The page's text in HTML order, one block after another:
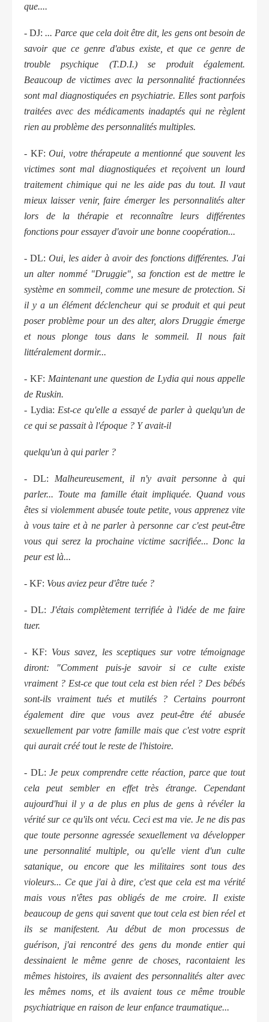
que....
- DJ:... Parce que cela doit être dit, les gens ont besoin de
savoir que ce genre d'abus existe, et que ce genre de
trouble psychique (T.D.I.) se produit également.
Beaucoup de victimes avec la personnalité fractionnées
sont mal diagnostiquées en psychiatrie. Elles sont parfois
traitées avec des médicaments inadaptés qui ne règlent
rien au problème des personnalités multiples.
- KF:Oui, votre thérapeute a mentionné que souvent les
victimes sont mal diagnostiquées et reçoivent un lourd
traitement chimique qui ne les aide pas du tout. Il vaut
mieux laisser venir, faire émerger les personnalités alter
lors de la thérapie et reconnaître leurs différentes
fonctions pour essayer d'avoir une bonne coopération...
- DL: Oui, les aider à avoir des fonctions différentes. J'ai
un alter nommé "Druggie", sa fonction est de mettre le
système en sommeil, comme une mesure de protection. Si
il y a un élément déclencheur qui se produit et qui peut
poser problème pour un des alter, alors Druggie émerge
et nous plonge tous dans le sommeil. Il nous fait
littéralement dormir...
- KF: Maintenant une question de Lydia qui nous appelle
de Ruskin.
- Lydia: Est-ce qu'elle a essayé de parler à quelqu'un de
ce qui se passait à l'époque ? Y avait-il
quelqu'un à qui parler ?
- DL: Malheureusement, il n'y avait personne à qui
parler... Toute ma famille était impliquée. Quand vous
êtes si violemment abusée toute petite, vous apprenez vite
à vous taire et à ne parler à personne car c'est peut-être
vous qui serez la prochaine victime sacrifiée... Donc la
peur est là...
- KF: Vous aviez peur d'être tuée ?
- DL: J'étais complètement terrifiée à l'idée de me faire
tuer.
- KF: Vous savez, les sceptiques sur votre témoignage
diront: "Comment puis-je savoir si ce culte existe
vraiment ? Est-ce que tout cela est bien réel ? Des bébés
sont-ils vraiment tués et mutilés ? Certains pourront
également dire que vous avez peut-être été abusée
sexuellement par votre famille mais que c'est votre esprit
qui aurait créé tout le reste de l'histoire.
- DL:Je peux comprendre cette réaction, parce que tout
cela peut sembler en effet très étrange. Cependant
aujourd'hui il y a de plus en plus de gens à révéler la
vérité sur ce qu'ils ont vécu. Ceci est ma vie. Je ne dis pas
que toute personne agressée sexuellement va développer
une personnalité multiple, ou qu'elle vient d'un culte
satanique, ou encore que les militaires sont tous des
violeurs... Ce que j'ai à dire, c'est que cela est ma vérité
mais vous n'êtes pas obligés de me croire. Il existe
beaucoup de gens qui savent que tout cela est bien réel et
ils se manifestent. Au début de mon processus de
guérison, j'ai rencontré des gens du monde entier qui
dessinaient le même genre de choses, racontaient les
mêmes histoires, ils avaient des personnalités alter avec
les mêmes noms, et ils avaient tous ce même trouble
psychiatrique en raison de leur enfance traumatique...